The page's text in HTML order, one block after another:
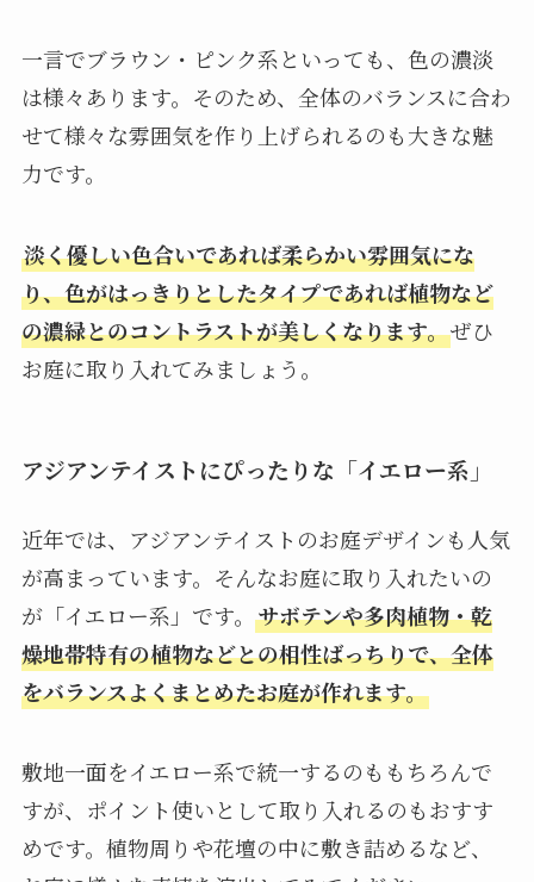
一言でブラウン・ピンク系といっても、色の濃淡
は様々あります。そのため、全体のバランスに合わ
せて様々な雰囲気を作り上げられるのも大きな魅
力です。
淡く優しい色合いであれば柔らかい雰囲気にな
り、色がはっきりとしたタイプであれば植物など
の濃緑とのコントラストが美しくなります。ぜひ
お庭に取り入れてみましょう。
アジアンテイストにぴったりな「イエロー系」
近年では、アジアンテイストのお庭デザインも人気
が高まっています。そんなお庭に取り入れたいの
が「イエロー系」です。 サボテンや多肉植物・乾
燥地帯特有の植物などとの相性ばっちりで、全体
をバランスよくまとめたお庭が作れます。
敷地一面をイエロー系で統一するのももちろんで
すが、ポイント使いとして取り入れるのもおすす
めです。植物周りや花壇の中に敷き詰めるなど、